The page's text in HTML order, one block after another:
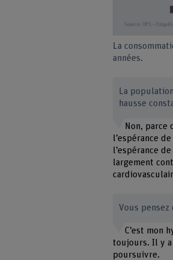
La
années.
La
hausse
Non,
l’espérance
l’espérance
largement
Vous pensez
C’est mon
toujours. Il y a
poursuivre.